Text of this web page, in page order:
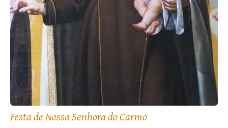
Festa de Nossa Senhora do Carmo